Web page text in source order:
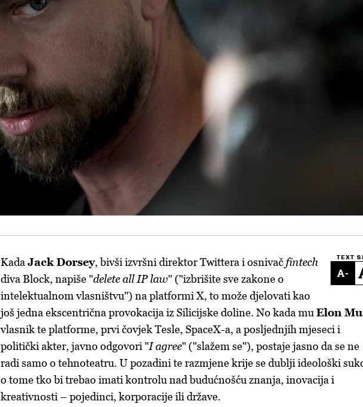
TEXT
-
Kada Jack Dorsey, bivši izvršni direktor Twittera i osnivač fintech
diva Block, napiše "delete all IP law" ("izbrišite sve zakone o
intelektualnom vlasništvu") na platformi X, to može djelovati kao
još jedna ekscentrična provokacija iz Silicijske doline. No kada mu Elon
vlasnik te platforme, prvi čovjek Tesle, SpaceX-a, a posljednjih mjeseci i
politički akter, javno odgovori "I agree" ("slažem se"), postaje jasno da se ne
radi samo o tehnoteatru. U pozadini te razmjene krije se dublji ideološki
o tome tko bi trebao imati kontrolu nad budućnošću znanja, inovacija i
kreativnosti – pojedinci, korporacije ili države.